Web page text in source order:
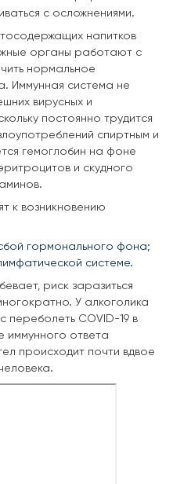
с осложнениями.
напитков
органы работают с
нормальное
Иммунная система не
вирусных и
постоянно трудится
спиртным и
гемоглобин на фоне
и скудного
к возникновению
гормонального фона;
системе.
риск заразиться
У алкоголика
переболеть COVID-19 в
ответа
происходит почти вдвое